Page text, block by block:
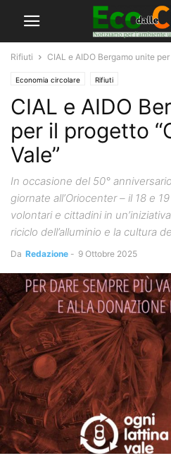
Rifiuti CIAL e AIDO Bergamo unite
Economia circolare Rifiuti
CIAL e AIDO
per il progetto
Vale”
In occasione del 50°
giornate all’Oriocenter – il 18 e
volontari e cittadini in
riciclo dell’alluminio e la cultura
Da Redazione - 9 Ottobre 2025